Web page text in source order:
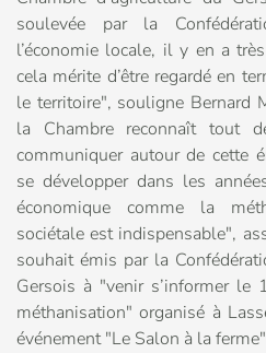
soulevée par la
l’économie locale, il y en a
cela mérite d’être regardé en
le territoire", souligne Bernard
la Chambre reconnaît tout
communiquer autour de cette
se développer dans les
économique comme la
sociétale est indispensable",
souhait émis par la
Gersois à "venir s’informer
méthanisation" organisé à
événement "Le Salon à la